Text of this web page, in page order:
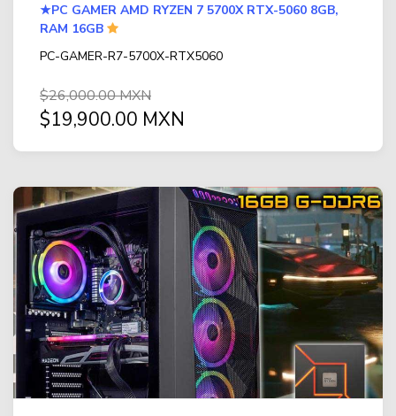
★PC GAMER AMD RYZEN 7 5700X RTX-5060 8GB,
RAM 16GB
PC-GAMER-R7-5700X-RTX5060
$26,000.00 MXN
$19,900.00 MXN